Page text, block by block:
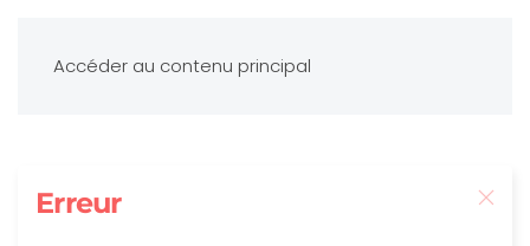
Accéder au contenu principal
Erreur